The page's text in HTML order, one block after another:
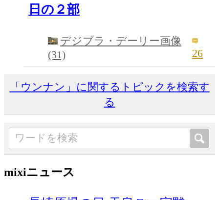
日の２部
デジブラ・デーリー画像
(31)
26
「ウンナン」に関するトピックを検索す
る
mixiニュース